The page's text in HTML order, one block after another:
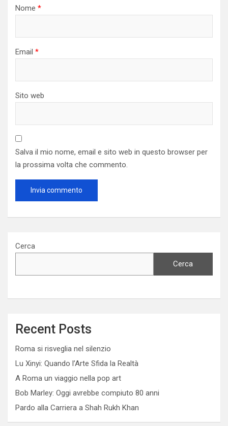
Nome *
Email *
Sito web
Salva il mio nome, email e sito web in questo browser per
la prossima volta che commento.
Cerca
Cerca
Recent Posts
Roma si risveglia nel silenzio
Lu Xinyi: Quando l’Arte Sfida la Realtà
A Roma un viaggio nella pop art
Bob Marley: Oggi avrebbe compiuto 80 anni
Pardo alla Carriera a Shah Rukh Khan